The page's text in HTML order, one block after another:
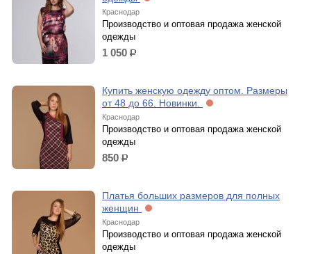
Краснодар
Производство и оптовая продажа женской
одежды
1 050 р.
Купить женскую одежду оптом. Размеры
от 48 до 66. Новинки.
Краснодар
Производство и оптовая продажа женской
одежды
850 р.
Платья больших размеров для полных
женщин
Краснодар
Производство и оптовая продажа женской
одежды